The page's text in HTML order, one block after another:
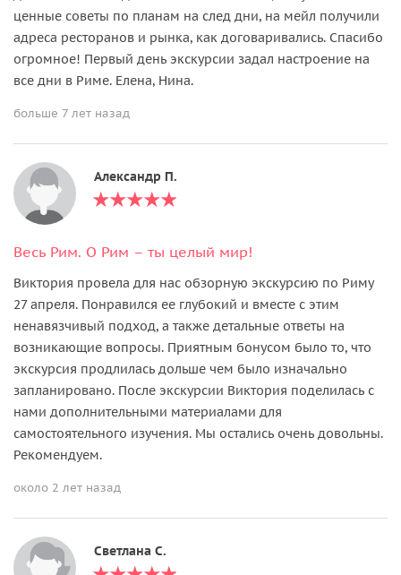
ценные советы по планам на след дни, на мейл получили
адреса ресторанов и рынка, как договаривались. Спасибо
огромное! Первый день экскурсии задал настроение на
все дни в Риме. Елена, Нина.
больше 7 лет назад
Александр П.
Весь Рим. О Рим – ты целый мир!
Виктория провела для нас обзорную экскурсию по Риму
27 апреля. Понравился ее глубокий и вместе с этим
ненавязчивый подход, а также детальные ответы на
возникающие вопросы. Приятным бонусом было то, что
экскурсия продлилась дольше чем было изначально
запланировано. После экскурсии Виктория поделилась с
нами дополнительными материалами для
самостоятельного изучения. Мы остались очень довольны.
Рекомендуем.
около 2 лет назад
Светлана С.